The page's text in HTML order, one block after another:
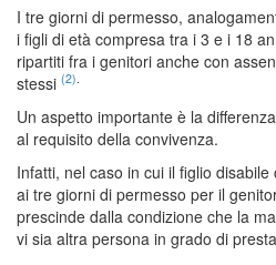
I tre giorni di permesso,
i figli di età compresa tra i 3 e i 18
ripartiti fra i genitori anche con
stessi (2).
Un aspetto importante è la
al requisito della convivenza.
Infatti, nel caso in cui il figlio
ai tre giorni di permesso per il
prescinde dalla condizione che la
vi sia altra persona in grado di